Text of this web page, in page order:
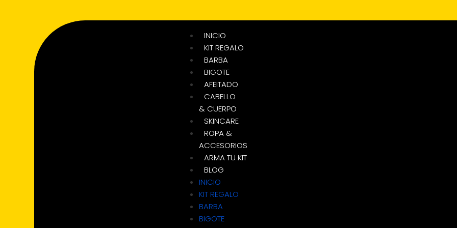
INICIO
KIT REGALO
BARBA
BIGOTE
AFEITADO
CABELLO
& CUERPO
SKINCARE
ROPA &
ACCESORIOS
ARMA TU KIT
BLOG
INICIO
KIT REGALO
BARBA
BIGOTE